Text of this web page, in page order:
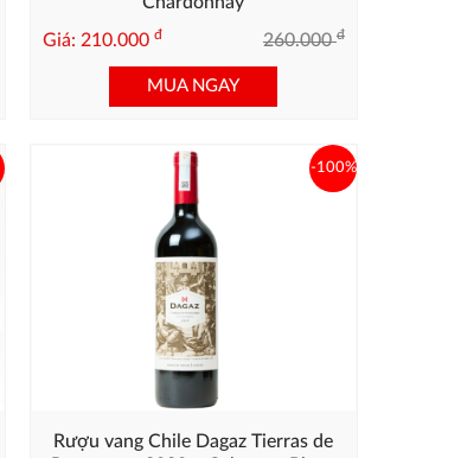
Giá: 210.000 đ 260.000đ
MUA NGAY
Rượu vang Chile Dagaz Tierras de
-100%